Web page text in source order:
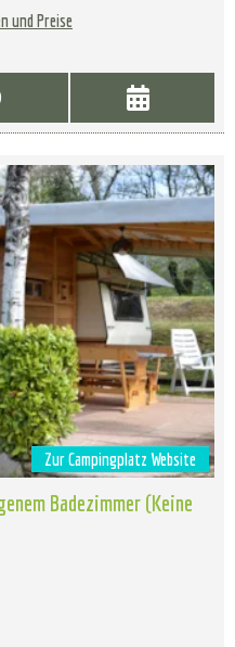
und Preise
Zur Campingplatz Website
Badezimmer (Keine